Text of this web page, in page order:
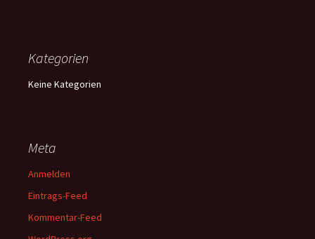
Kategorien
Keine Kategorien
Meta
Anmelden
Eintrags-Feed
Kommentar-Feed